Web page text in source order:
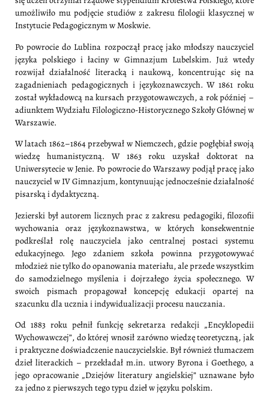
umożliwiło mu podjęcie studiów z zakresu filologii klasycznej w
Instytucie Pedagogicznym w Moskwie.
Po powrocie do Lublina rozpoczął pracę jako młodszy nauczyciel
języka polskiego i łaciny w Gimnazjum Lubelskim. Już wtedy
rozwijał działalność literacką i naukową, koncentrując się na
zagadnieniach pedagogicznych i językoznawczych. W 1861 roku
został wykładowcą na kursach przygotowawczych, a rok później –
adiunktem Wydziału Filologiczno-Historycznego Szkoły Głównej w
Warszawie.
W latach 1862–1864 przebywał w Niemczech, gdzie pogłębiał swoją
wiedzę humanistyczną. W 1863 roku uzyskał doktorat na
Uniwersytecie w Jenie. Po powrocie do Warszawy podjął pracę jako
nauczyciel w IV Gimnazjum, kontynuując jednocześnie działalność
pisarską i dydaktyczną.
Jezierski był autorem licznych prac z zakresu pedagogiki, filozofii
wychowania oraz językoznawstwa, w których konsekwentnie
podkreślał rolę nauczyciela jako centralnej postaci systemu
edukacyjnego. Jego zdaniem szkoła powinna przygotowywać
młodzież nie tylko do opanowania materiału, ale przede wszystkim
do samodzielnego myślenia i dojrzałego życia społecznego. W
swoich pismach propagował koncepcję edukacji opartej na
szacunku dla ucznia i indywidualizacji procesu nauczania.
Od 1883 roku pełnił funkcję sekretarza redakcji „Encyklopedii
Wychowawczej”, do której wnosił zarówno wiedzę teoretyczną, jak
i praktyczne doświadczenie nauczycielskie. Był również tłumaczem
dzieł literackich – przekładał m.in. utwory Byrona i Goethego, a
jego opracowanie „Dziejów literatury angielskiej” uznawane było
za jedno z pierwszych tego typu dzieł w języku polskim.